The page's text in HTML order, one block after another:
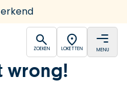
open
ZOEKEN LOKETTEN MENU
wrong!